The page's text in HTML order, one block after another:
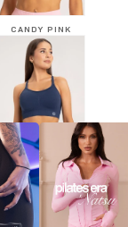
CANDY PINK
DENIM